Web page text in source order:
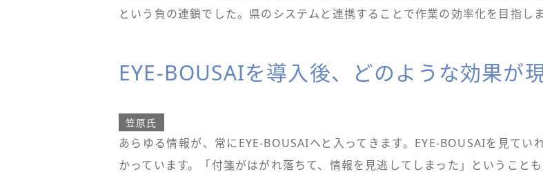
という負の連鎖でした。県のシステムと連携することで作業の効率化を目指しま
EYE-BOUSAIを導入後、どのような効果が
笠原氏
あらゆる情報が、常にEYE-BOUSAIへと入ってきます。EYE-BOUSAIを見て
かっています。「付箋がはがれ落ちて、情報を見逃してしまった」ということも